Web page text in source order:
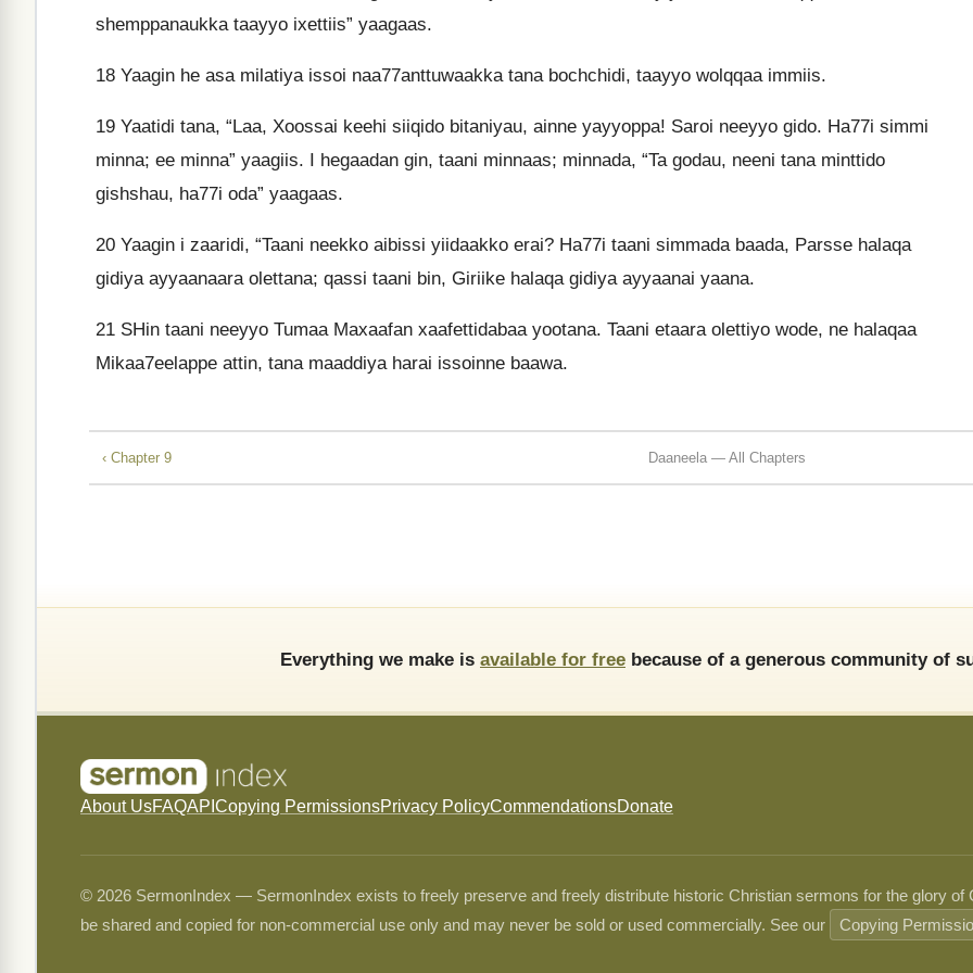
shemppanaukka taayyo ixettiis” yaagaas.
18 Yaagin he asa milatiya issoi naa77anttuwaakka tana bochchidi, taayyo wolqqaa immiis.
19 Yaatidi tana, “Laa, Xoossai keehi siiqido bitaniyau, ainne yayyoppa! Saroi neeyyo gido. Ha77i simmi
minna; ee minna” yaagiis. I hegaadan gin, taani minnaas; minnada, “Ta godau, neeni tana minttido
gishshau, ha77i oda” yaagaas.
20 Yaagin i zaaridi, “Taani neekko aibissi yiidaakko erai? Ha77i taani simmada baada, Parsse halaqa
gidiya ayyaanaara olettana; qassi taani bin, Giriike halaqa gidiya ayyaanai yaana.
21 SHin taani neeyyo Tumaa Maxaafan xaafettidabaa yootana. Taani etaara olettiyo wode, ne halaqaa
Mikaa7eelappe attin, tana maaddiya harai issoinne baawa.
‹ Chapter 9 Daaneela — All Chapters
Everything we make is available for free because of a generous community of
About UsFAQAPI Copying PermissionsPrivacy PolicyCommendationsDonate
© 2026 SermonIndex — SermonIndex exists to freely preserve and freely distribute historic Christian sermons for the glory
be shared and copied for non-commercial use only and may never be sold or used commercially. See our
Copying